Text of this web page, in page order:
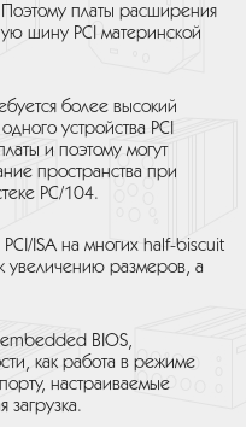
платы расширения
шину PCI материнской
более высокий
устройства PCI
и поэтому могут
пространства при
РС/104.
ISA на многих half-biscuit
увеличению размеров, а
embedded BIOS,
как работа в режиме
настраиваемые
загрузка.